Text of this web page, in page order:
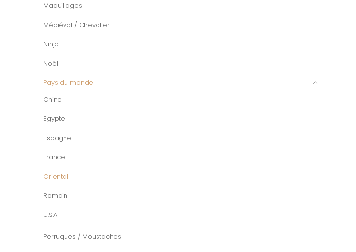
Maquillages
Médiéval / Chevalier
Ninja
Noël
Pays du monde
Chine
Egypte
Espagne
France
Oriental
Romain
U.S.A
Perruques / Moustaches